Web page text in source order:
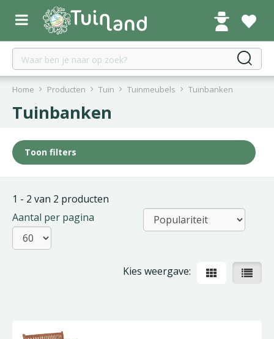
r
Home Producten Tuin Tuinmeubels Tuinbanken
Tuinbanken
Toon filters
1 - 2 van 2 producten
Aantal per pagina
Kies weergave: